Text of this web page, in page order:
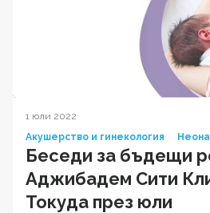
1 юли 2022
Акушерство и гинекология
Беседи за бъдещи
Аджибадем Сити
Токуда през юли